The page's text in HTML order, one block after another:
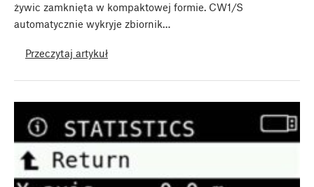
żywic zamknięta w kompaktowej formie. CW1/S
automatycznie wykryje zbiornik…
Przeczytaj artykuł